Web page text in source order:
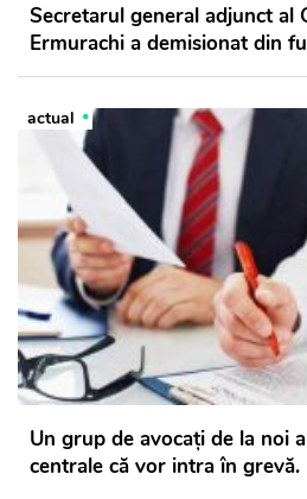
Secretarul general adjunct al
Ermurachi a demisionat din
actual
Un grup de avocați de la noi
centrale că vor intra în grevă.